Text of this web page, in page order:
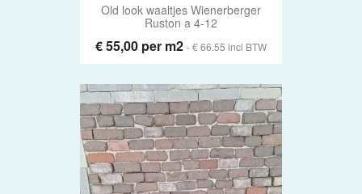
Old look waaltjes Wienerberger
Ruston a 4-12
€ 55,00 per m2 - € 66.55 incl BTW